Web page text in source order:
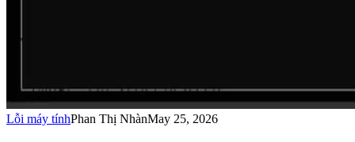
Lỗi máy tínhPhan Thị NhànMay 25, 2026